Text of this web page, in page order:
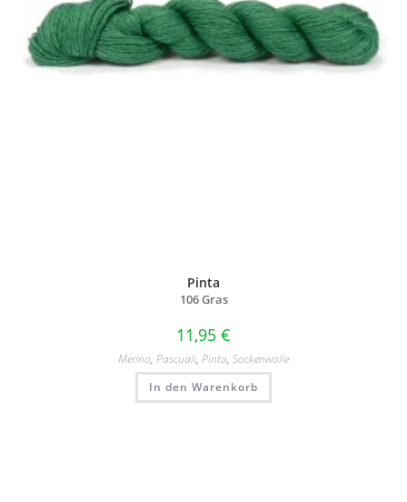
Pinta
106 Gras
11,95 €
Merino, Pascuali, Pinta, Sockenwolle
In den Warenkorb